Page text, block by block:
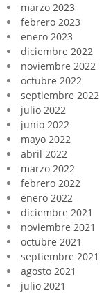
marzo 2023
febrero 2023
enero 2023
diciembre 2022
noviembre 2022
octubre 2022
septiembre 2022
julio 2022
junio 2022
mayo 2022
abril 2022
marzo 2022
febrero 2022
enero 2022
diciembre 2021
noviembre 2021
octubre 2021
septiembre 2021
agosto 2021
julio 2021